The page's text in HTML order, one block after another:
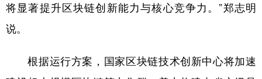
将显著提升区块链创新能力与核心竞争力。”郑志明
说。
根据运行方案，国家区块链技术创新中心将加速